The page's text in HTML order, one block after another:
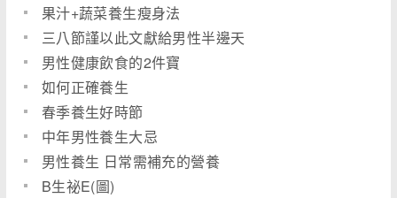
果汁+蔬菜養生瘦身法
三八節謹以此文獻給男性半邊天
男性健康飲食的2件寶
如何正確養生
春季養生好時節
中年男性養生大忌
男性養生 日常需補充的營養
B生祕E(圖)